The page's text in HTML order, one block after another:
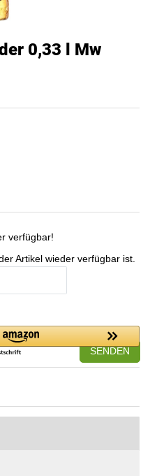
0,33 l Mw
verfügbar!
Artikel wieder verfügbar ist.
SENDEN